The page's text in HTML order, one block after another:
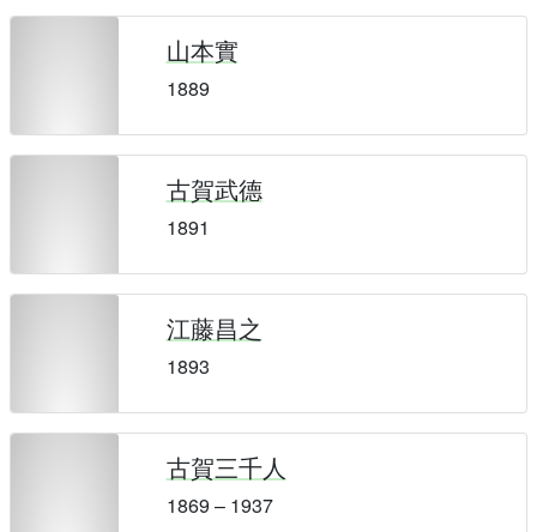
山本實
1889
古賀武德
1891
江藤昌之
1893
古賀三千人
1869 – 1937